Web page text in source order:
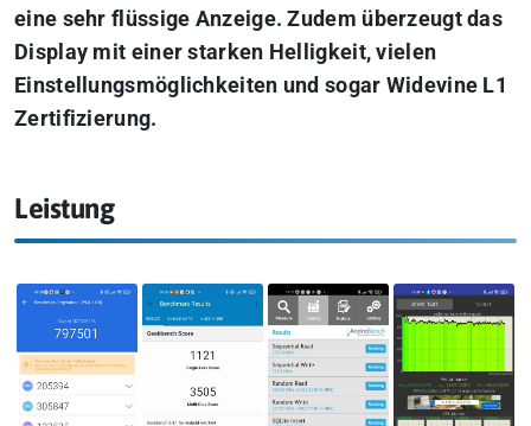
eine sehr flüssige Anzeige. Zudem überzeugt das
Display mit einer starken Helligkeit, vielen
Einstellungsmöglichkeiten und sogar Widevine L1
Zertifizierung.
Leistung